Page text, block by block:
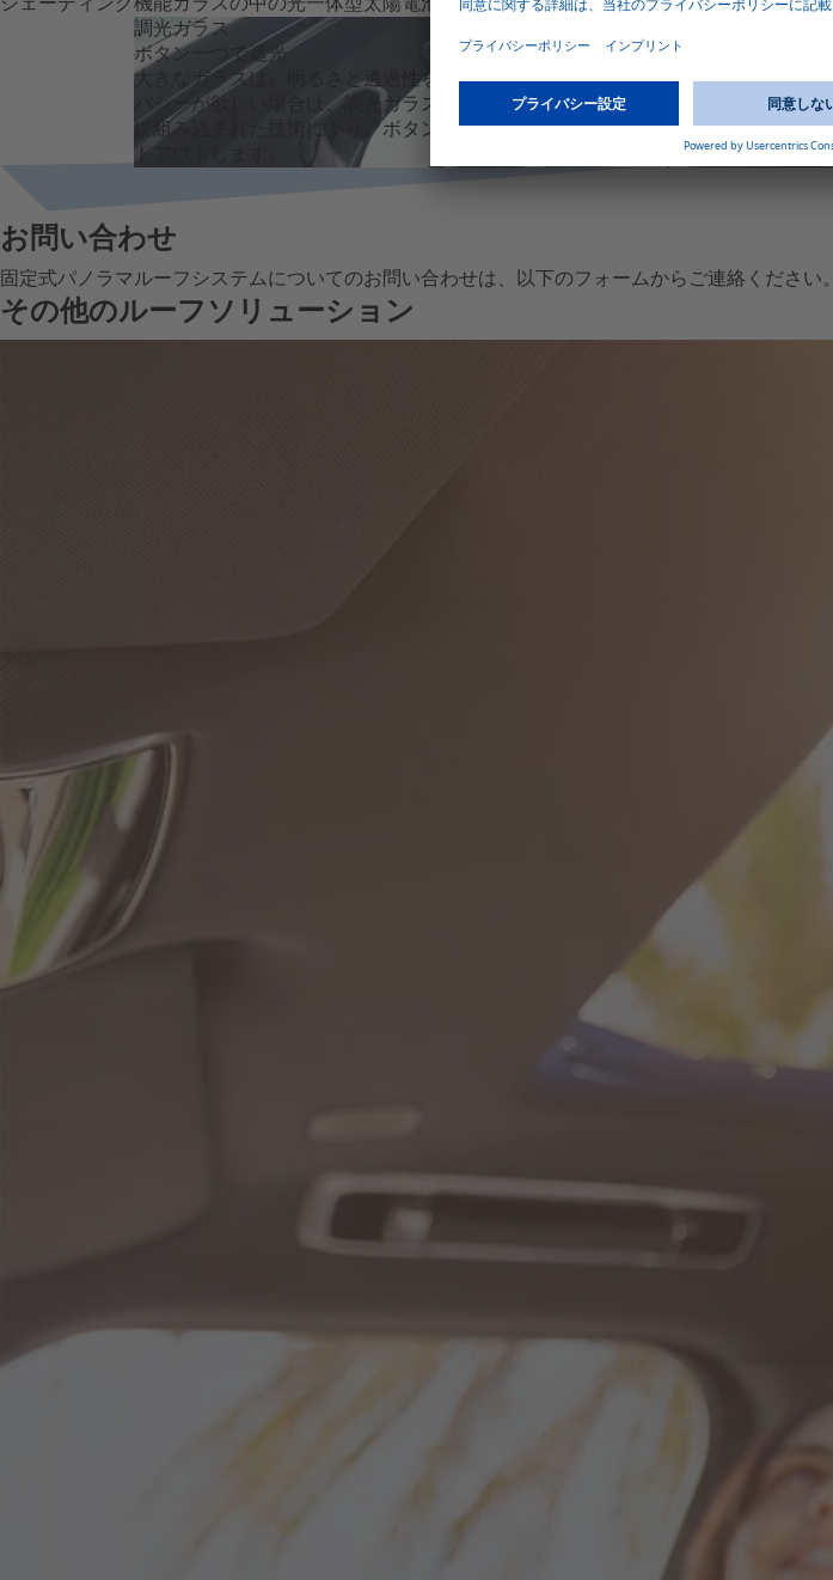
調光ガラス
ボタン一つで遮光
大きなガラスは、明るさと透過性を提供します。しかし、プライ
バシーが欲しい場合は、調光ガラスが解決します。ガラスパネル
に組み込まれた技術により、ボタンひとつで外からの光をシャッ
トアウトします。
お問い合わせ
固定式パノラマルーフシステムについてのお問い合わせは、以下のフォームからご連絡ください。
その他のルーフソリューション